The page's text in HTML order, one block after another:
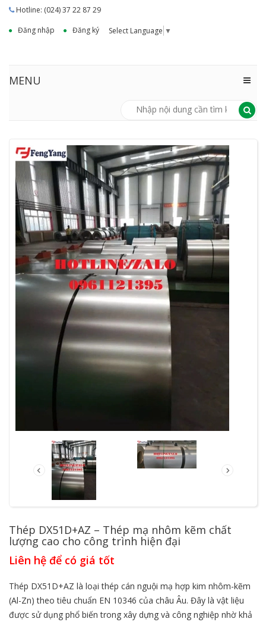
Hotline: (024) 37 22 87 29
Đăng nhập
Đăng ký Select Language ▼
MENU
Thép DX51D+AZ – Thép mạ nhôm kẽm chất
lượng cao cho công trình hiện đại
Liên hệ để có giá tốt
Thép DX51D+AZ là loại thép cán nguội mạ hợp kim nhôm-kẽm
(Al-Zn) theo tiêu chuẩn EN 10346 của châu Âu. Đây là vật liệu
được sử dụng phổ biến trong xây dựng và công nghiệp nhờ khả